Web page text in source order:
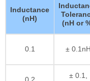
Inductance
(nH)
(nH or
0.1 ± 0.1nH
± 0.1,